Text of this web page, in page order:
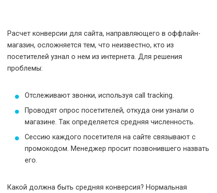
Расчет конверсии для сайта, направляющего в оффлайн-
магазин, осложняется тем, что неизвестно, кто из
посетителей узнал о нем из интернета. Для решения
проблемы:
Отслеживают звонки, используя call tracking.
Проводят опрос посетителей, откуда они узнали о
магазине. Так определяется средняя численность.
Сессию каждого посетителя на сайте связывают с
промокодом. Менеджер просит позвонившего назвать
его.
Какой должна быть средняя конверсия? Нормальная